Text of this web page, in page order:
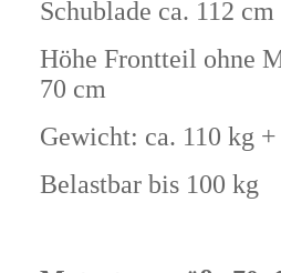
Schublade ca. 112 cm
Höhe Frontteil ohne
70 cm
Gewicht: ca. 110 kg
Belastbar bis 100 kg